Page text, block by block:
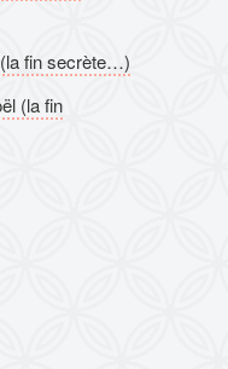
(la fin secrète…)
(la fin